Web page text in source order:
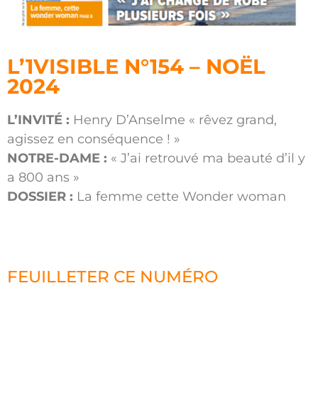
L’1VISIBLE N°154 – NOËL
2024
L’INVITÉ : Henry D’Anselme « rêvez grand,
agissez en conséquence ! »
NOTRE-DAME : « J’ai retrouvé ma beauté d’il y
a 800 ans »
DOSSIER : La femme cette Wonder woman
FEUILLETER CE NUMÉRO